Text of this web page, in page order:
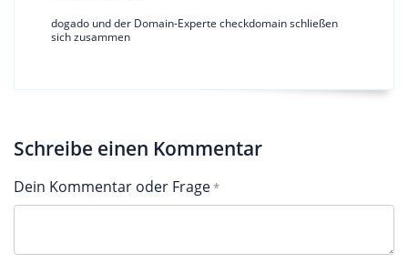
dogado und der Domain-Experte checkdomain schließen
sich zusammen
Schreibe einen Kommentar
Dein Kommentar oder Frage